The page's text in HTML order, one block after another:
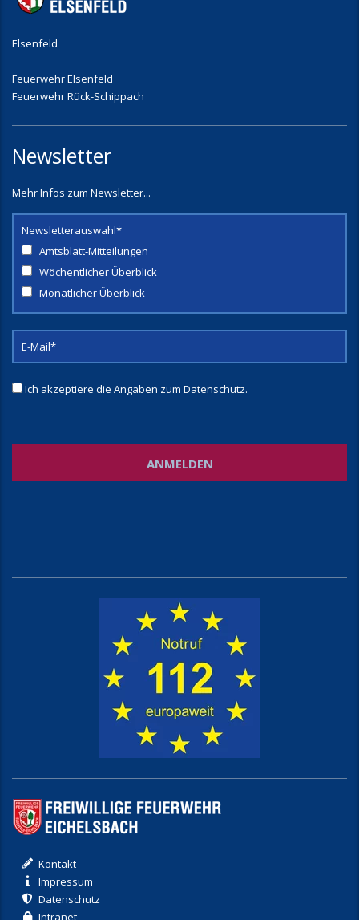
Elsenfeld
Feuerwehr Elsenfeld
Feuerwehr Rück-Schippach
Newsletter
Mehr Infos zum Newsletter...
Newsletterauswahl*
Amtsblatt-Mitteilungen
Wöchentlicher Überblick
Monatlicher Überblick
Ich akzeptiere die Angaben zum Datenschutz.
Kontakt
Impressum
Datenschutz
Intranet